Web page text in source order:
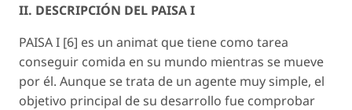
II. DESCRIPCIÓN DEL PAISA I
PAISA I [6] es un animat que tiene como tarea
conseguir comida en su mundo mientras se mueve
por él. Aunque se trata de un agente muy simple, el
objetivo principal de su desarrollo fue comprobar